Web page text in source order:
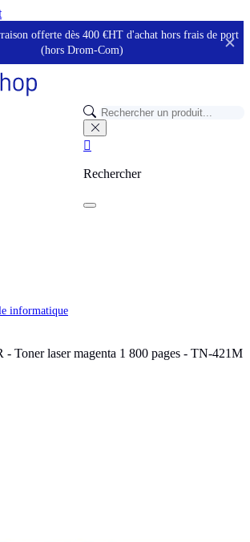
offerte dès 400 €HT d'achat hors frais de port
(hors Drom-Com)
✕

Rechercher
informatique
Toner laser magenta 1 800 pages - TN-421M
cookies